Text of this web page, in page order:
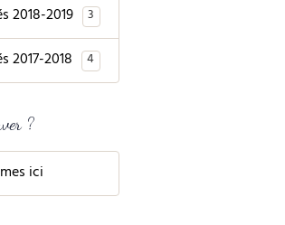
2018-2019 3
2017-2018 4
?
ici